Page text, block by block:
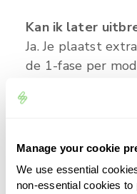
Manage your cookie
We use essential
non-essential cookies
Kan ik later
Ja. Je plaatst
de 1-fase per
Voor AC-
omvormer. Voor
libbi zijn eigen